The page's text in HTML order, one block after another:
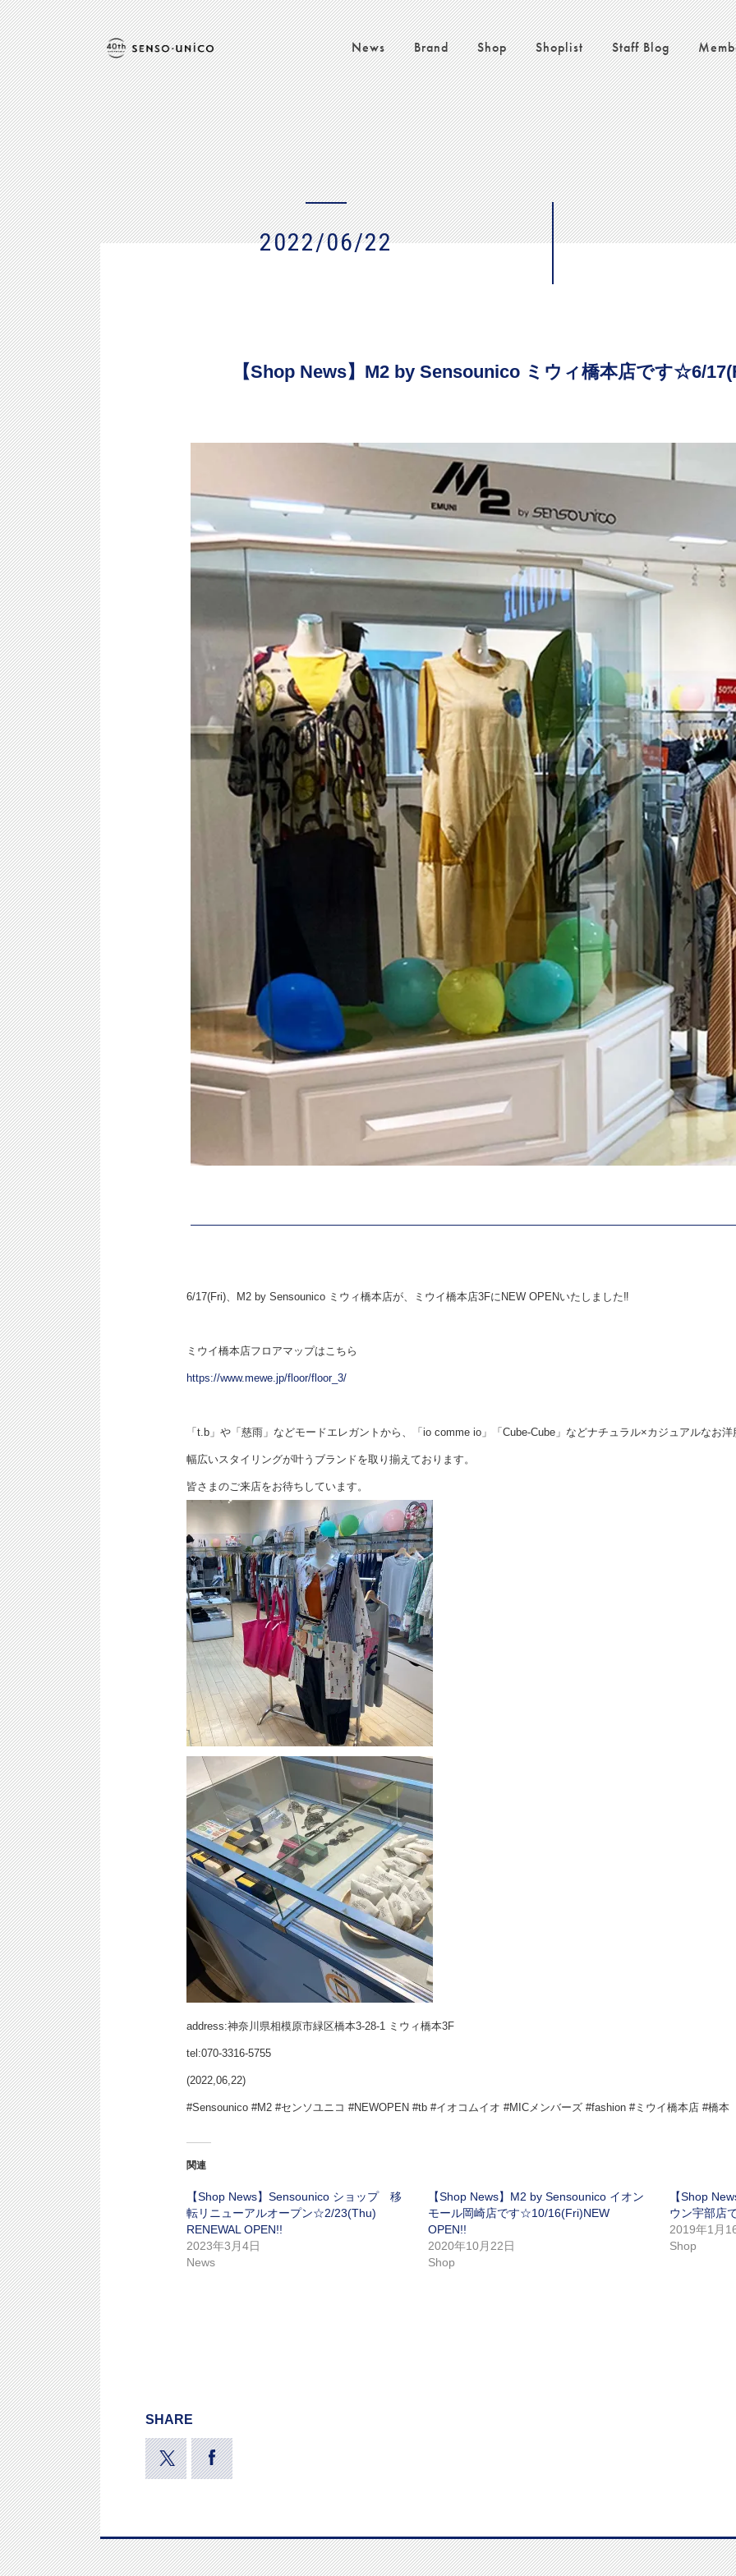
News Brand Shop Shoplist Staff Blog
2022/06/22
【Shop News】M2 by Sensounico ミウィ橋本店です☆6/
6/17(Fri)、M2 by Sensounico ミウィ橋本店が、ミウイ橋本店3FにNEW OPENいたしました‼︎
ミウイ橋本店フロアマップはこちら
https://www.mewe.jp/floor/floor_3/
「t.b」や「慈雨」などモードエレガントから、「io comme io」「Cube-Cube」などナチュラル×カジュアルなお洋
幅広いスタイリングが叶うブランドを取り揃えております。
皆さまのご来店をお待ちしています。
address:神奈川県相模原市緑区橋本3-28-1 ミウィ橋本3F
tel:070-3316-5755
(2022,06,22)
#Sensounico #M2 #センソユニコ #NEWOPEN #tb #イオコムイオ #MICメンバーズ #fashion #ミウイ橋本店 #橋本
関連
【Shop News】Sensounico ショップ 移
転リニューアルオープン☆2/23(Thu)
RENEWAL OPEN!!
2023年3月4日
News
【Shop News】M2 by Sensounico イオン
モール岡崎店です☆10/16(Fri)NEW
OPEN!!
2020年10月22日
Shop
【Shop
ウン宇部店
2019年1月
Shop
SHARE